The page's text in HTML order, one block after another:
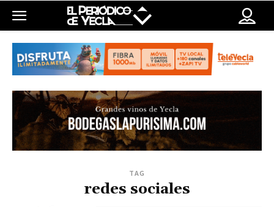
TAG
redes sociales